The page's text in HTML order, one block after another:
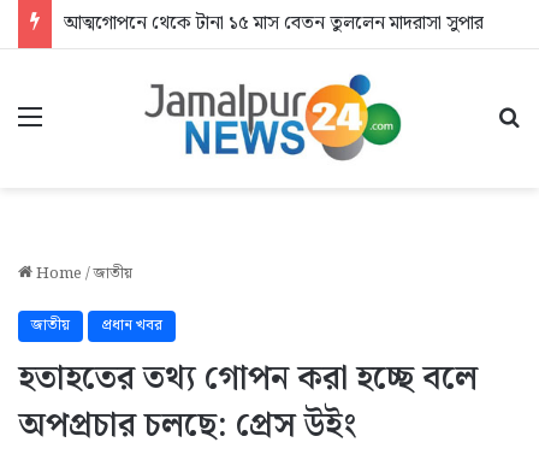
আত্মগোপনে থেকে টানা ১৫ মাস বেতন তুললেন মাদরাসা সুপার
Menu
Home/জাতীয়
জাতীয় প্রধান খবর
হতাহতের তথ্য গোপন করা হচ্ছে বলে
অপপ্রচার চলছে: প্রেস উইং